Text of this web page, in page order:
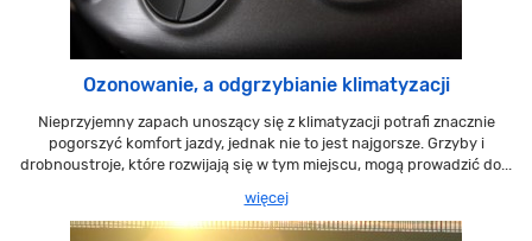
Ozonowanie, a odgrzybianie klimatyzacji
Nieprzyjemny zapach unoszący się z klimatyzacji potrafi znacznie
pogorszyć komfort jazdy, jednak nie to jest najgorsze. Grzyby i
drobnoustroje, które rozwijają się w tym miejscu, mogą prowadzić do...
więcej